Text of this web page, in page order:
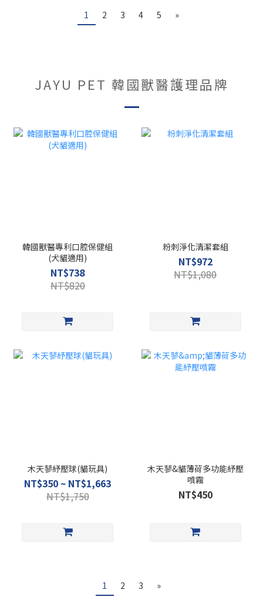
1 2 3 4 5 »
JAYU PET 韓國獸醫護理品牌
韓國獸醫專利口腔保健組
(犬貓適用)
NT$738
NT$820
粉刺淨化清潔套組
NT$972
NT$1,080
木天蓼紓壓球(貓玩具)
NT$350 ~ NT$1,663
NT$1,750
木天蓼&貓薄荷多功能紓壓
噴霧
NT$450
1 2 3 »